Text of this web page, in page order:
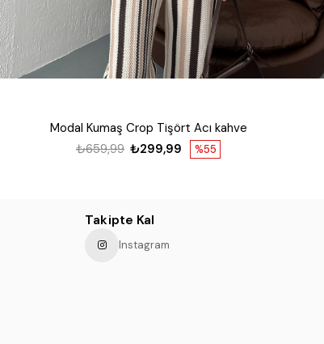
Modal Kumaş Crop Tişört Acı kahve
%55
₺299,99
₺659,99
Takipte Kal
Instagram